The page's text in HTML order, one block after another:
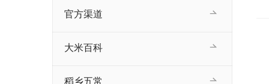
官方渠道
大米百科
稻乡五常